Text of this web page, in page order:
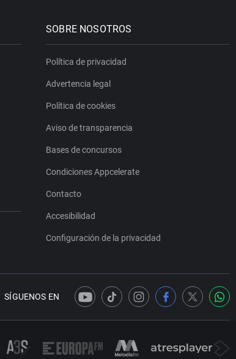
SOBRE NOSOTROS
Política de privacidad
Advertencia legal
Política de cookies
Aviso de transparencia
Bases de concursos
Condiciones Appcelerate
Contacto
Accesibilidad
Configuración de la privacidad
SÍGUENOS EN